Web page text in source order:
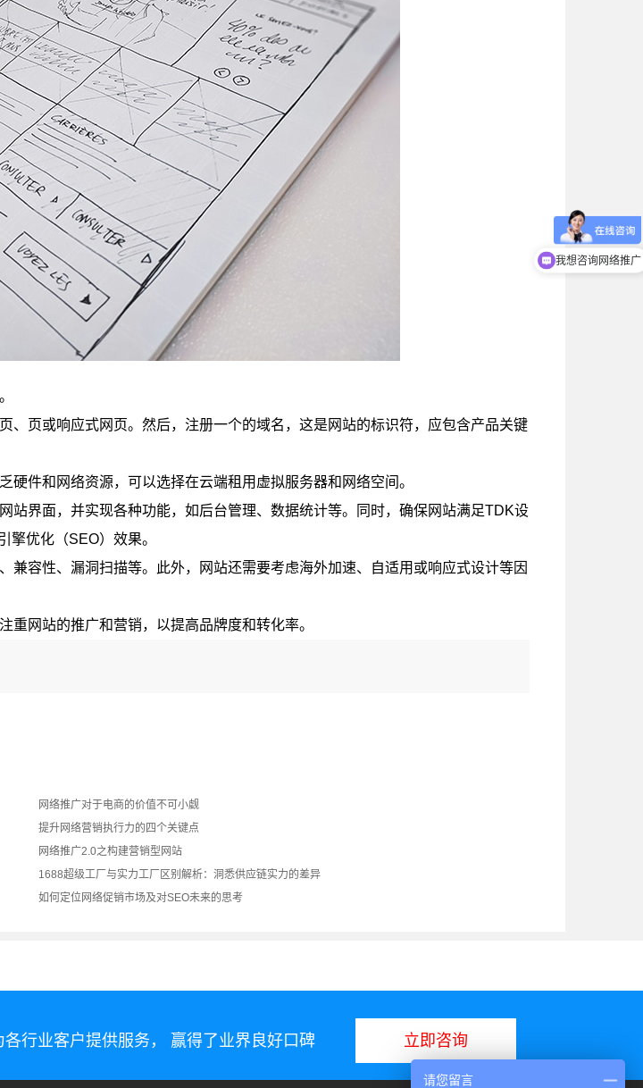
页或响应式网页。然后，注册一个的域名，这是网站的标识符，应包含产品关键
件和网络资源，可以选择在云端租用虚拟服务器和网络空间。
站界面，并实现各种功能，如后台管理、数据统计等。同时，确保网站满足TDK设
擎优化（SEO）效果。
容性、漏洞扫描等。此外，网站还需要考虑海外加速、自适用或响应式设计等因
网站的推广和营销，以提高品牌度和转化率。
网络推广对于电商的价值不可小觑
提升网络营销执行力的四个关键点
网络推广2.0之构建营销型网站
1688超级工厂与实力工厂区别解析：洞悉供应链实力的差异
如何定位网络促销市场及对SEO未来的思考
各行业客户提供服务， 赢得了业界良好口碑 立即咨询
我想咨询网络推广
我想咨询小程序
请您留言